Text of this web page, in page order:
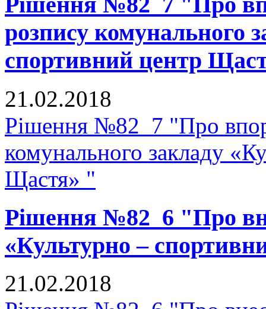
розпису комунального
спортивний центр
21.02.2018
Рішення №82_7 "Про
комунального закладу
Щастя» "
Рішення №82_6 "Про
«Культурно –
21.02.2018